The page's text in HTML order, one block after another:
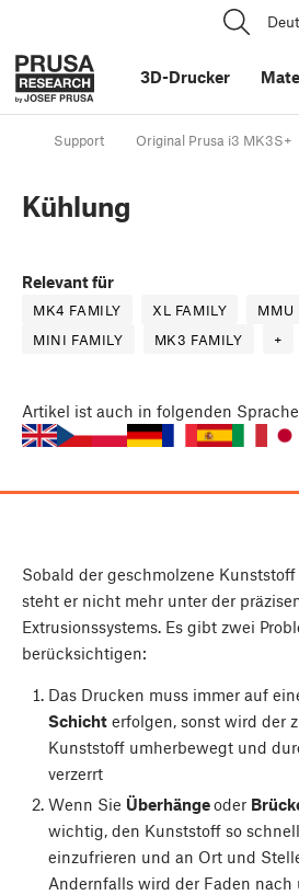
3D-Drucker
Support Original Prusa i3 MK3S+
Kühlung
Relevant für
MK4 FAMILY XL FAMILY
MMU
MINI FAMILY
MK3 FAMILY +
Artikel ist auch in folgenden
Sobald der geschmolzene
steht er nicht mehr unter der
Extrusionssystems. Es gibt zwei
berücksichtigen:
Das Drucken muss immer auf
Schichterfolgen, sonst wird der
Kunststoff umherbewegt und
verzerrt
Wenn Sie Überhängeoder
wichtig, den Kunststoff so
einzufrieren und an Ort und
Andernfalls wird der Faden